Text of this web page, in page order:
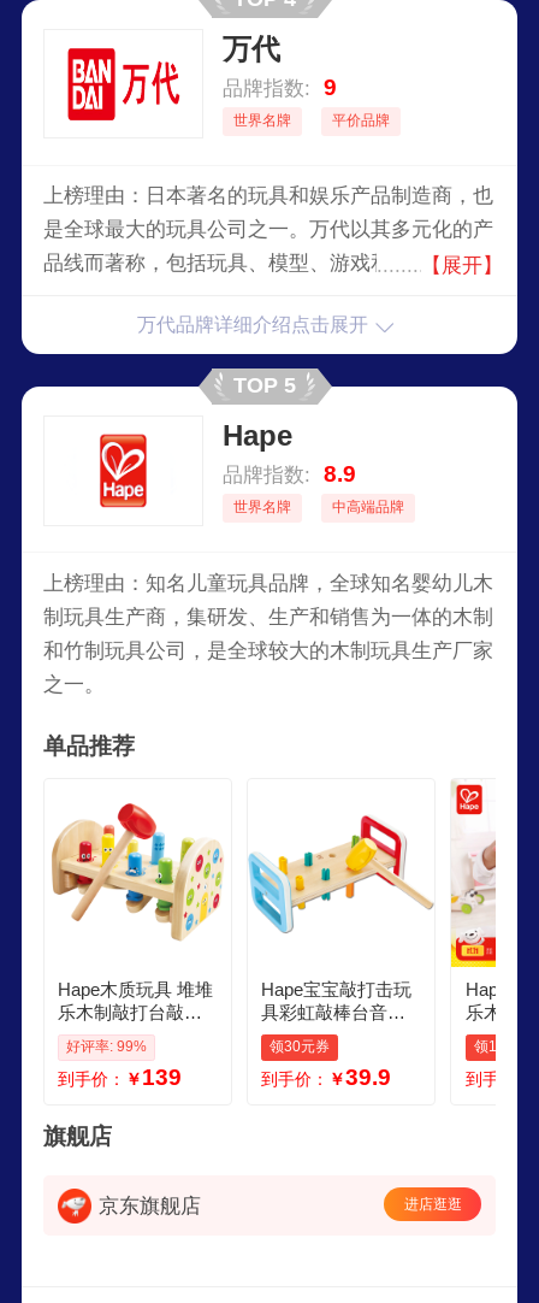
万代
品牌指数: 9
世界名牌 平价品牌
上榜理由：日本著名的玩具和娱乐产品制造商，也
是全球最大的玩具公司之一。万代以其多元化的产
品线而著称，包括玩具、模型、游戏和动漫周边产
量和丰富的产品内容赢得了全球消费者的喜爱，旗
下拥有众多知名IP，如高达、奥特曼、假面骑士和
【展开】
万代品牌详细介绍点击展开
TOP 5
Hape
品牌指数: 8.9
世界名牌 中高端品牌
上榜理由：知名儿童玩具品牌，全球知名婴幼儿木
制玩具生产商，集研发、生产和销售为一体的木制
和竹制玩具公司，是全球较大的木制玩具生产厂家
之一。
单品推荐
Hape木质玩具 堆堆
乐木制敲打台敲棒
台幼儿园早教玩具1
3岁男孩女孩 E0529
跷跷板彩虹敲棒台
好评率: 99%
到手价： ￥139
Hape宝宝敲打击玩
具彩虹敲棒台音乐
玩具男女孩儿童宝
宝节日礼物 E0506
彩虹敲棒台
领30元券
到手价： ￥39.9
Hape木
乐木制
台幼儿
3岁男孩
数字堆
领1元券
到手价：
旗舰店
京东旗舰店 进店逛逛